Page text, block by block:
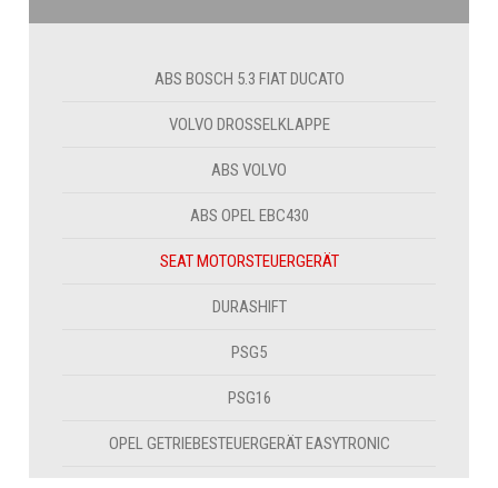
ABS BOSCH 5.3 FIAT DUCATO
VOLVO DROSSELKLAPPE
ABS VOLVO
ABS OPEL EBC430
SEAT MOTORSTEUERGERÄT
DURASHIFT
PSG5
PSG16
OPEL GETRIEBESTEUERGERÄT EASYTRONIC